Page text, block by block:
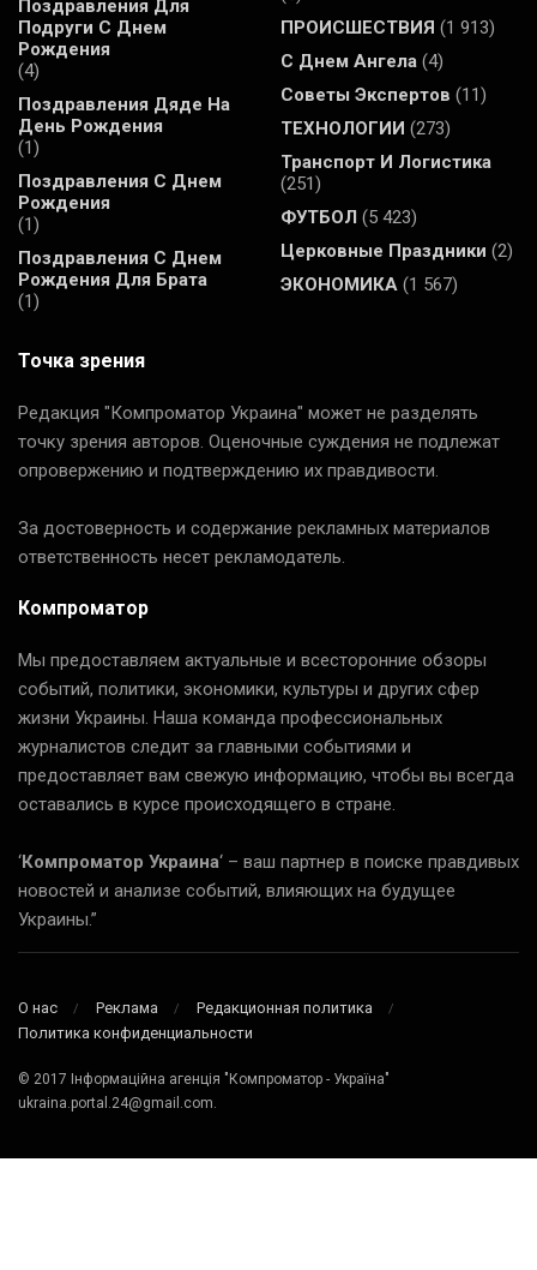
Поздравления Для
Подруги С Днем
Рождения
(4)
Поздравления Дяде На
День Рождения
(1)
Поздравления С Днем
Рождения
(1)
Поздравления С Днем
Рождения Для Брата
(1)
ПРОИСШЕСТВИЯ (1 913)
С Днем Ангела (4)
Советы Экспертов (11)
ТЕХНОЛОГИИ (273)
Транспорт И Логистика
(251)
ФУТБОЛ (5 423)
Церковные Праздники (2)
ЭКОНОМИКА (1 567)
Точка зрения
Редакция "Компроматор Украина" может не разделять
точку зрения авторов. Оценочные суждения не подлежат
опровержению и подтверждению их правдивости.
За достоверность и содержание рекламных материалов
ответственность несет рекламодатель.
Компроматор
Мы предоставляем актуальные и всесторонние обзоры
событий, политики, экономики, культуры и других сфер
жизни Украины. Наша команда профессиональных
журналистов следит за главными событиями и
предоставляет вам свежую информацию, чтобы вы всегда
оставались в курсе происходящего в стране.
‘Компроматор Украина‘ – ваш партнер в поиске правдивых
новостей и анализе событий, влияющих на будущее
Украины.”
О нас Реклама
Редакционная политика
Политика конфиденциальности
© 2017 Інформаційна агенція "Компроматор - Україна"
ukraina.portal.24@gmail.com.